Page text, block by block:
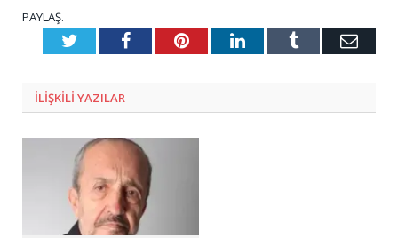
PAYLAŞ.
TwitterFacebookPinterestLinkedInTumblr E-
ILIŞKILI YAZILAR